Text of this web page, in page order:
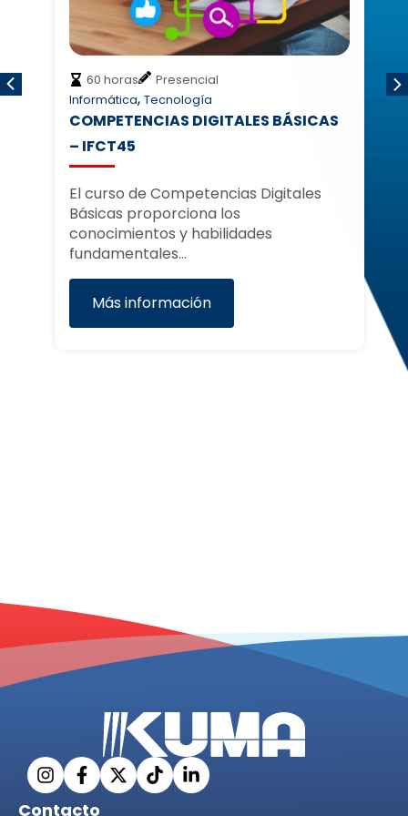
60 horas
Presencial
Informática, Tecnología
COMPETENCIAS DIGITALES BÁSICAS
– IFCT45
El curso de Competencias Digitales
Básicas proporciona los
conocimientos y habilidades
fundamentales…
Más información
Contacto